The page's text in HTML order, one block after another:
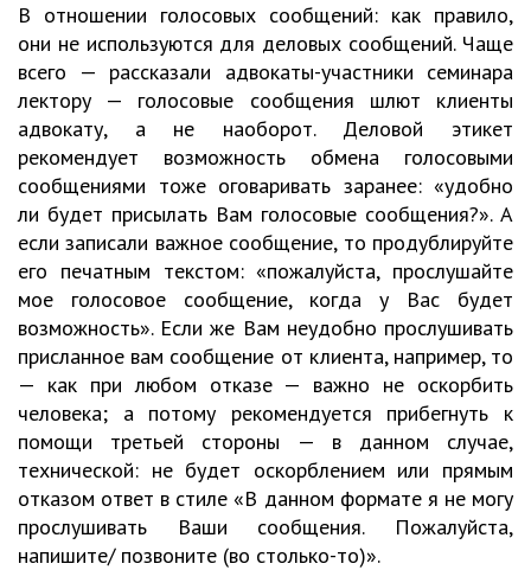
В отношении голосовых сообщений: как правило,
они не используются для деловых сообщений. Чаще
всего — рассказали адвокаты-участники семинара
лектору — голосовые сообщения шлют клиенты
адвокату, а не наоборот. Деловой этикет
рекомендует возможность обмена голосовыми
сообщениями тоже оговаривать заранее: «удобно
ли будет присылать Вам голосовые сообщения?». А
если записали важное сообщение, то продублируйте
его печатным текстом: «пожалуйста, прослушайте
мое голосовое сообщение, когда у Вас будет
возможность». Если же Вам неудобно прослушивать
присланное вам сообщение от клиента, например, то
— как при любом отказе — важно не оскорбить
человека; а потому рекомендуется прибегнуть к
помощи третьей стороны — в данном случае,
технической: не будет оскорблением или прямым
отказом ответ в стиле «В данном формате я не могу
прослушивать Ваши сообщения. Пожалуйста,
напишите/ позвоните (во столько-то)».